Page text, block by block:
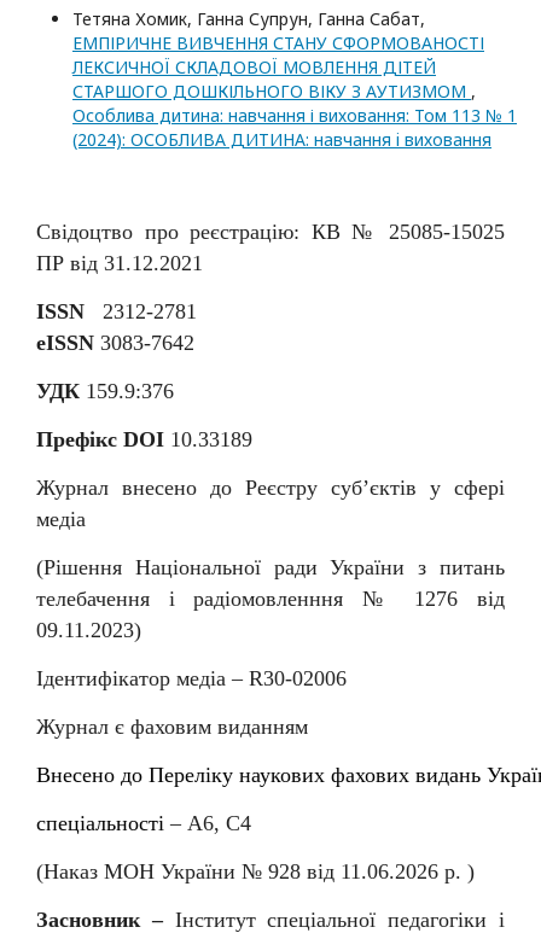
Тетяна Хомик, Ганна Супрун, Ганна Сабат,
ЕМПІРИЧНЕ ВИВЧЕННЯ СТАНУ СФОРМОВАНОСТІ
ЛЕКСИЧНОЇ СКЛАДОВОЇ МОВЛЕННЯ ДІТЕЙ
СТАРШОГО ДОШКІЛЬНОГО ВІКУ З АУТИЗМОМ ,
Особлива дитина: навчання і виховання: Том 113 № 1
(2024): ОСОБЛИВА ДИТИНА: навчання i виховання
Свідоцтво про реєстрацію: КВ № 25085-15025
ПР від 31.12.2021
ISSN 2312-2781
eISSN 3083-7642
УДК 159.9:376
Префікс DOI 10.33189
Журнал внесено до Реєстру суб’єктів у сфері
медіа
(Рішення Національної ради України з питань
телебачення і радіомовленння № 1276 від
09.11.2023)
Ідентифікатор медіа – R30-02006
Журнал є фаховим виданням
Внесено до Перелiку наукових фахових видань
спеціальності–А6, С4
(Наказ МОН України № 928 від 11 .06.2026 р. )
Засновник – Інститут спеціальної педагогіки і